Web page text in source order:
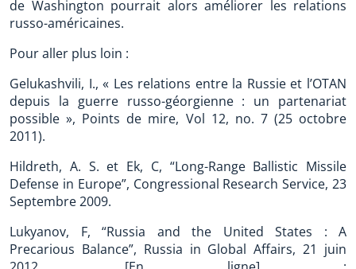
de Washington pourrait alors améliorer les relations
russo-américaines.
Pour aller plus loin :
Gelukashvili, I., « Les relations entre la Russie et l’OTAN
depuis la guerre russo-géorgienne : un partenariat
possible », Points de mire, Vol 12, no. 7 (25 octobre
2011).
Hildreth, A. S. et Ek, C, “Long-Range Ballistic Missile
Defense in Europe”, Congressional Research Service, 23
Septembre 2009.
Lukyanov, F, “Russia and the United States : A
Precarious Balance”, Russia in Global Affairs, 21 juin